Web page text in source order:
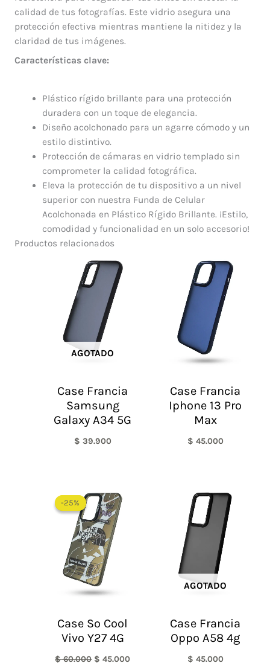
calidad de tus fotografías. Este vidrio asegura una
protección efectiva mientras mantiene la nitidez y la
claridad de tus imágenes.
Características clave:
Plástico rígido brillante para una protección
duradera con un toque de elegancia.
Diseño acolchonado para un agarre cómodo y un
estilo distintivo.
Protección de cámaras en vidrio templado sin
comprometer la calidad fotográfica.
Eleva la protección de tu dispositivo a un nivel
superior con nuestra Funda de Celular
Acolchonada en Plástico Rígido Brillante. ¡Estilo,
comodidad y funcionalidad en un solo accesorio!
Productos relacionados
AGOTADO
Case Francia
Samsung
Galaxy A34 5G
$ 39.900
Case Francia
Iphone 13 Pro
Max
$ 45.000
-25%
-25%
Case So Cool
Vivo Y27 4G
$60.000
precio
original
era:
$ 60.000.
$ 45.000
AGOTADO
Case Francia
Oppo A58 4g
$ 45.000